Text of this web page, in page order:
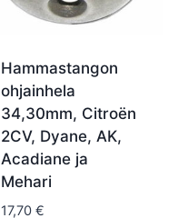
Hammastangon
ohjainhela
34,30mm, Citroën
2CV, Dyane, AK,
Acadiane ja
Mehari
17,70 €